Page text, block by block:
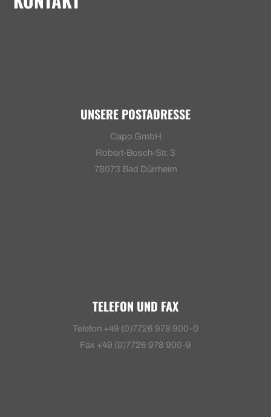
UNSERE POSTADRESSE
Capo GmbH
Robert-Bosch-Str. 3
78073 Bad Dürrheim
TELEFON UND FAX
Telefon +49 (0)7726 978 900-0
Fax +49 (0)7726 978 900-9